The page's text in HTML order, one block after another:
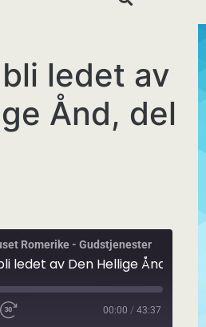
ledet av
Ånd, del
Romerike - Gudstjenester
ledet av Den Hellige Ånd, del 1
00:00 / 43:37